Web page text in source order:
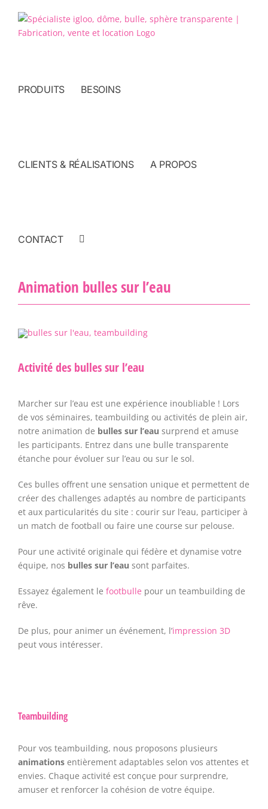
contenu
PRODUITS BESOINS
CLIENTS & RÉALISATIONS A PROPOS
CONTACT
Animation bulles sur l’eau
Activité des bulles sur l’eau
Marcher sur l’eau est une expérience inoubliable ! Lors
de vos séminaires, teambuilding ou activités de plein air,
notre animation de bulles sur l’eau surprend et amuse
les participants. Entrez dans une bulle transparente
étanche pour évoluer sur l’eau ou sur le sol.
Ces bulles offrent une sensation unique et permettent de
créer des challenges adaptés au nombre de participants
et aux particularités du site : courir sur l’eau, participer à
un match de football ou faire une course sur pelouse.
Pour une activité originale qui fédère et dynamise votre
équipe, nos bulles sur l’eau sont parfaites.
Essayez également le footbulle pour un teambuilding de
rêve.
De plus, pour animer un événement, l’impression 3D
peut vous intéresser.
Teambuilding
Pour vos teambuilding, nous proposons plusieurs
animations entièrement adaptables selon vos attentes et
envies. Chaque activité est conçue pour surprendre,
amuser et renforcer la cohésion de votre équipe.